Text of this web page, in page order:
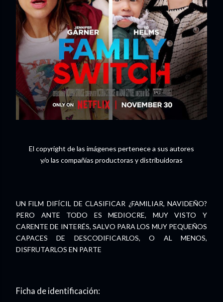
El copyright de las imágenes pertenece a sus autores
y/o las compañías productoras y distribuidoras
UN FILM DIFÍCIL DE CLASIFICAR ¿FAMILIAR, NAVIDEÑO?
PERO ANTE TODO ES MEDIOCRE, MUY VISTO Y
CARENTE DE INTERÉS, SALVO PARA LOS MUY PEQUEÑOS
CAPACES DE DESCODIFICARLOS, O AL MENOS,
DISFRUTARLOS EN PARTE
Ficha de identificación: